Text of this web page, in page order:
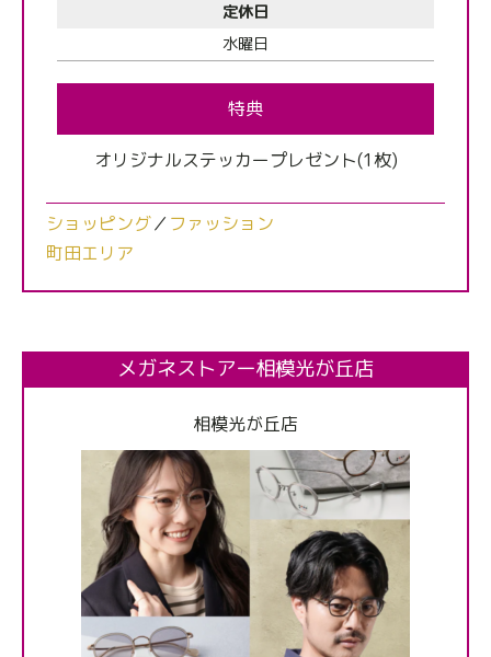
定休日
水曜日
特典
オリジナルステッカープレゼント(1枚)
ショッピング／ ファッション
町田エリア
メガネストアー相模光が丘店
相模光が丘店